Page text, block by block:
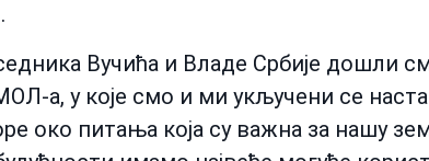
Вучића и Владе Србије дошли
а, у које смо и ми укључени се
око питања која су важна за нашу